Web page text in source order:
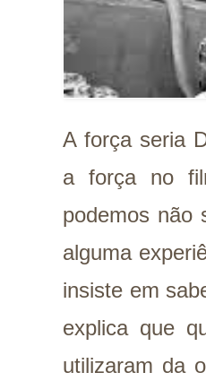
A força seria
a força no
podemos não
alguma
insiste em
explica que
utilizaram da